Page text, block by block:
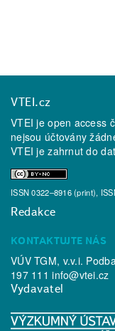
VTEI.cz
VTEI je open access
nejsou účtovány
VTEI je zahrnut do
ISSN 0322–8916 (print),
Redakce
KONTAKTUJTE NÁS
VÚV TGM, v.v.i.
197 111info@vtei.cz
Vydavatel